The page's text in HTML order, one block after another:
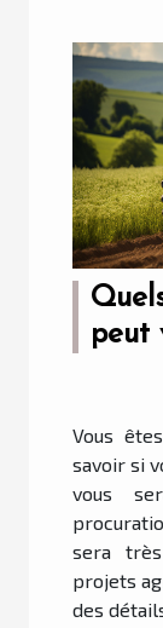
peut
Vous
savoir si
vous
sera
projets
des